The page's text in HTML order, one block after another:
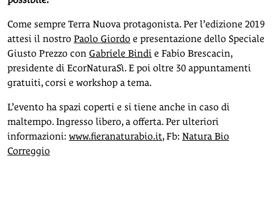
Come sempre Terra Nuova protagonista. Per l’edizione 2019
attesi il nostro Paolo Giordo e presentazione dello Speciale
Giusto Prezzo con Gabriele Bindi e Fabio Brescacin,
presidente di EcorNaturaSì. E poi oltre 30 appuntamenti
gratuiti, corsi e workshop a tema.
L’evento ha spazi coperti e si tiene anche in caso di
maltempo. Ingresso libero, a offerta. Per ulteriori
informazioni: www.fieranaturabio.it, Fb: Natura Bio
Correggio